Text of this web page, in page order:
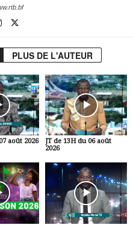
PLUS DE L'AUTEUR
août 2026
JT de 13H du 06 août
2026